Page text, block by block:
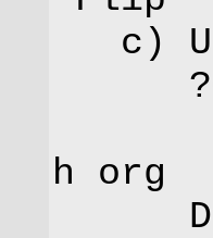
c)
und
h org